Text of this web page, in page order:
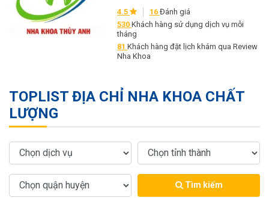
4.5
16 Đánh giá
530 Khách hàng sử dụng dịch vụ mỗi
tháng
81 Khách hàng đặt lịch khám qua Review
Nha Khoa
TOPLIST ĐỊA CHỈ NHA KHOA CHẤT
LƯỢNG
Tìm kiếm